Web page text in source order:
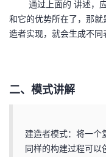
通过上面的 讲述，应
和它的优势所在了，那
造者实现，就会生成不同
二、模式讲解
建造者模式：将一个
同样的构建过程可以